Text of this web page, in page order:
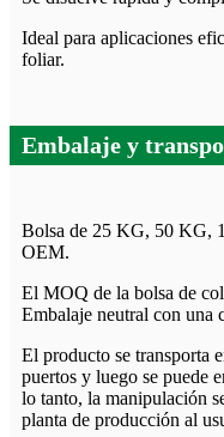
Ideal para aplicaciones
foliar.
Embalaje y
Bolsa de 25 KG, 50 KG,
OEM.
El MOQ de la bolsa de
Embalaje neutral con una
El producto se transporta
puertos y luego se puede
lo tanto, la manipulación
planta de producción al